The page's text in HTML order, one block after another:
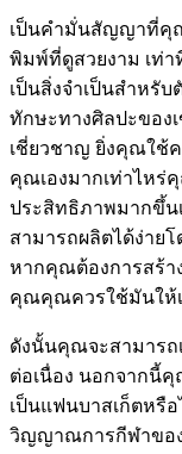
เป็นคำมั่นสัญญาที่คุณ
พิมพ์ที่ดูสวยงาม เท่
เป็นสิ่งจำเป็นสำหรั
ทักษะทางศิลปะของ
เชี่ยวชาญ ยิ่งคุณใช้
คุณเองมากเท่าไหร่
ประสิทธิภาพมากขึ้น
สามารถผลิตได้ง่าย
หากคุณต้องการสร้า
คุณคุณควรใช้มันให้
ดังนั้นคุณจะสามารถ
ต่อเนื่อง นอกจากนี้
เป็นแฟนบาสเก็ตหรื
วิญญาณการกีฬาขอ